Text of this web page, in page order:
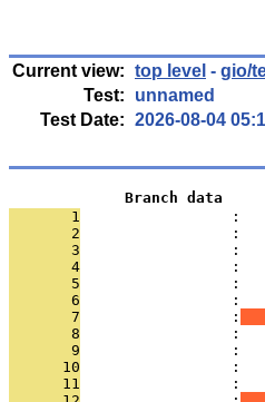
Current view: top level - gio/
Test:
unnamed
Test Date: 2026-08-04
Branch data
       1
:
       2
:
       3
:
       4
:
       5
:
       6
:
       7
                 :
       8
:
       9
:
      10
:
      11
: